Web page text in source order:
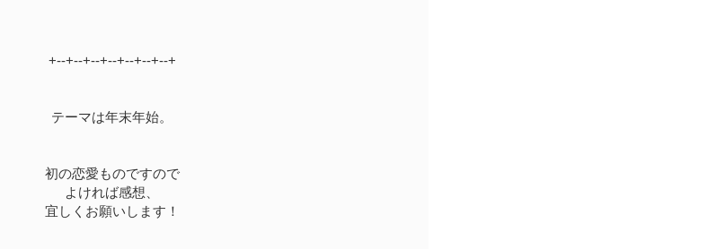
+--+--+--+--+--+--+--+
テーマは年末年始。
初の恋愛ものですので
よければ感想、
宜しくお願いします！